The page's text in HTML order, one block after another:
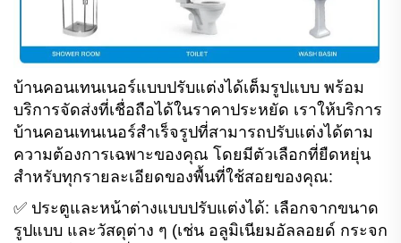
บ้านคอนเทนเนอร์แบบปรับแต่งได้เต็มรูปแบบ พร้อม
บริการจัดส่งที่เชื่อถือได้ในราคาประหยัด เราให้บริการ
บ้านคอนเทนเนอร์สำเร็จรูปที่สามารถปรับแต่งได้ตาม
ความต้องการเฉพาะของคุณ โดยมีตัวเลือกที่ยืดหยุ่น
สำหรับทุกรายละเอียดของพื้นที่ใช้สอยของคุณ:
✅ ประตูและหน้าต่างแบบปรับแต่งได้: เลือกจากขนาด
รูปแบบ และวัสดุต่าง ๆ (เช่น อลูมิเนียมอัลลอยด์ กระจก